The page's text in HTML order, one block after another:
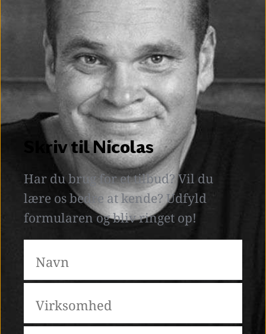
Skriv til Nicolas
Har du brug for et tilbud? Vil du
lære os bedre at kende? Udfyld
formularen og bliv ringet op!